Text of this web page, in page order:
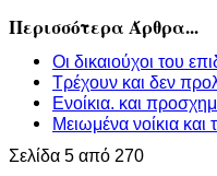
Περισσότερα Άρθρα...
Οι δικαιούχοι του
Τρέχουν και δεν
Ενοίκια. και
Μειωμένα νοίκια και
Σελίδα 5 από 270